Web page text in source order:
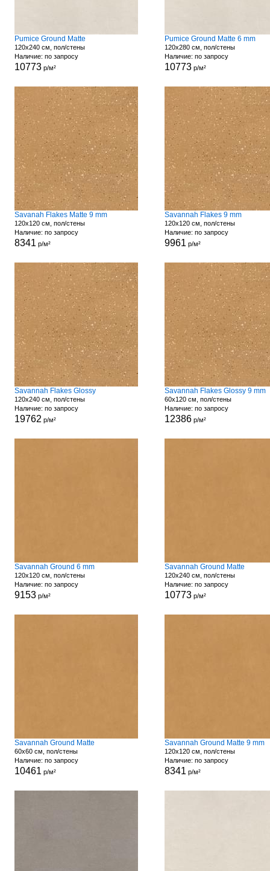
Pumice Ground Matte
120x240 см, пол/стены
Наличие: по запросу
10773р/м²
Pumice Ground Matte 6 mm
120x280 см, пол/стены
Наличие: по запросу
10773р/м²
Savanah Flakes Matte 9 mm
120x120 см, пол/стены
Наличие: по запросу
8341 р/м²
Savannah Flakes 9 mm
120x120 см, пол/стены
Наличие: по запросу
9961 р/м²
Savannah Flakes Glossy
120x240 см, пол/стены
Наличие: по запросу
19762 р/м²
Savannah Flakes Glossy 9 mm
60x120 см, пол/стены
Наличие: по запросу
12386р/м²
Savannah Ground 6 mm
120x120 см, пол/стены
Наличие: по запросу
9153р/м²
Savannah Ground Matte
120x240 см, пол/стены
Наличие: по запросу
10773р/м²
Savannah Ground Matte
60x60 см, пол/стены
Наличие: по запросу
10461 р/м²
Savannah Ground Matte 9 mm
120x120 см, пол/стены
Наличие: по запросу
8341 р/м²